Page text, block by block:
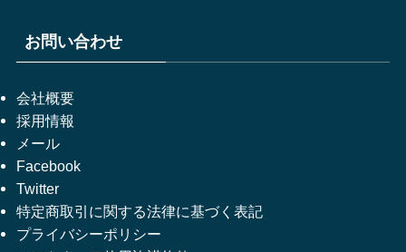
お問い合わせ
会社概要
採用情報
メール
Facebook
Twitter
特定商取引に関する法律に基づく表記
プライバシーポリシー